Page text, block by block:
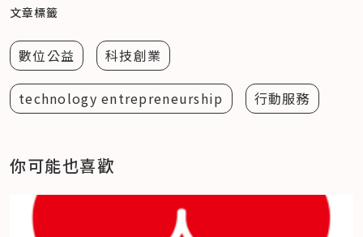
文章標籤
數位公益 科技創業
technology entrepreneurship 行動服務
你可能也喜歡